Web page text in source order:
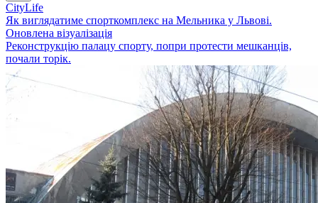
CityLife
Як виглядатиме спорткомплекс на Мельника у Львові.
Оновлена візуалізація
Реконструкцію палацу спорту, попри протести мешканців,
почали торік.